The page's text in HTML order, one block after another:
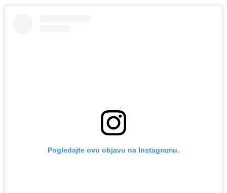
Pogledajte ovu objavu na Instagramu.